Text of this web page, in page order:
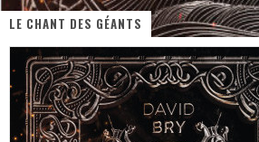
LE CHANT DES GÉANTS